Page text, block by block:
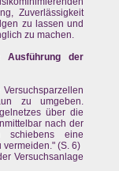
Zuverlässigkeit
zu lassen und
zu machen.
Ausführung der
zu umgeben.
über die
nach der
eine
(S. 6)
Versuchsanlage